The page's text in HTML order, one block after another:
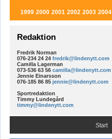
1999 2000 2001 2002 2003 2004
Redaktion
Fredrik Norman
076-234 24 24 fredrik@lindenytt.com
Camilla Lagerman
073-536 63 56 camilla@lindenytt.com
Jennie Einarsson
076-185 86 85 jennie@lindenytt.com
Sportredaktion
Timmy Lundegård
timmy@lindenytt.com
Start